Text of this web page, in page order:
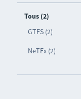
Tous (2)
GTFS (2)
NeTEx (2)